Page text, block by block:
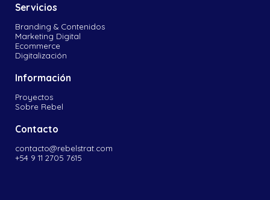
Servicios
Branding & Contenidos
Marketing Digital
Ecommerce
Digitalización
Información
Proyectos
Sobre Rebel
Contacto
contacto@rebelstrat.com
+54 9 11 2705 7615